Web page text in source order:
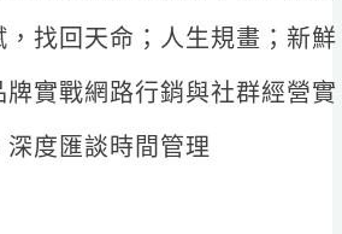
找回天命；人生規畫；新鮮
實戰網路行銷與社群經營實
度匯談時間管理